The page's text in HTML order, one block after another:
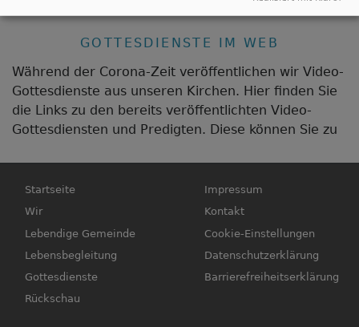
GOTTESDIENSTE IM WEB
Während der Corona-Zeit veröffentlichen wir Video-
Gottesdienste aus unseren Kirchen. Hier finden Sie
die Links zu den bereits veröffentlichten Video-
Gottesdiensten und Predigten. Diese können Sie zu
Hauptnavigation
Startseite
Wir
Lebendige Gemeinde
Lebensbegleitung
Gottesdienste
Rückschau
Fußbereichsmenü
Impressum
Kontakt
Cookie-Einstellungen
Datenschutzerklärung
Barrierefreiheitserklärung